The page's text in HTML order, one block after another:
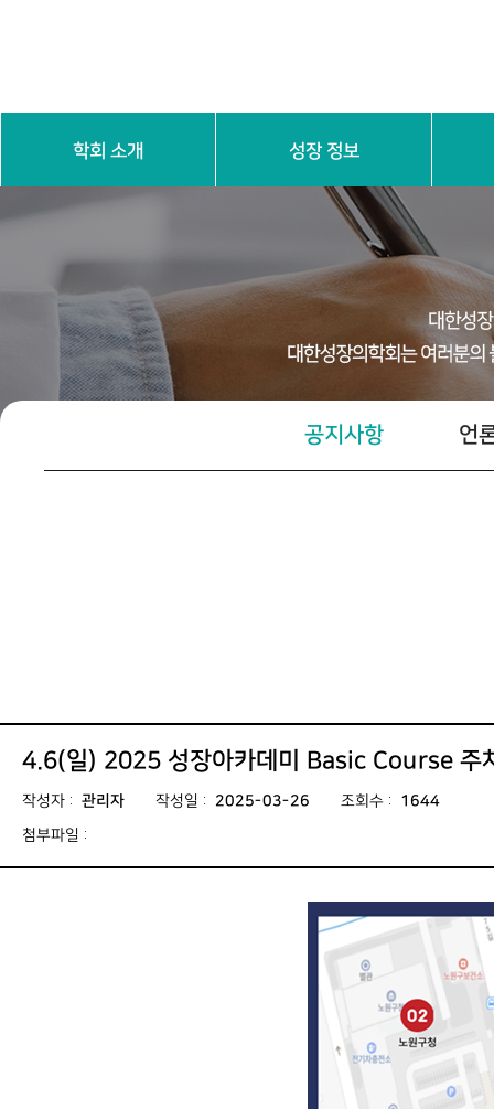
학회 소개 성장 정보
학회 정관 임원진
성장 기본 이해 진단 검
공지사항 언
4.6(일) 2025 성장아카데미 Basic Course 주
작성자 : 관리자 작성일 : 2025-03-26 조회수 : 1644
첨부파일 :